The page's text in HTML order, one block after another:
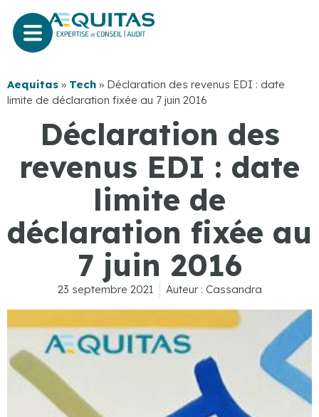
Aequitas » Tech » Déclaration des revenus EDI : date
limite de déclaration fixée au 7 juin 2016
Déclaration des
revenus EDI : date
limite de
déclaration fixée au
7 juin 2016
23 septembre 2021 Auteur : Cassandra